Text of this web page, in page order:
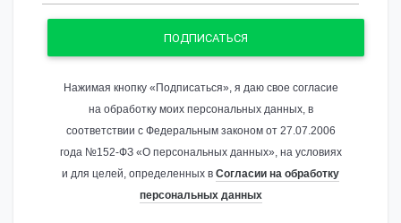
ПОДПИСАТЬСЯ
Нажимая кнопку «Подписаться», я даю свое согласие
на обработку моих персональных данных, в
соответствии с Федеральным законом от 27.07.2006
года №152-ФЗ «О персональных данных», на условиях
и для целей, определенных в Согласии на обработку
персональных данных